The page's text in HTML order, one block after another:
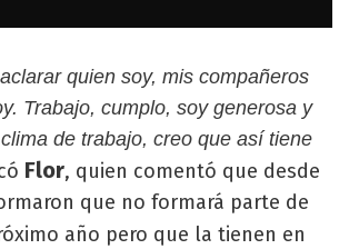
quien soy, mis compañeros
Trabajo, cumplo, soy generosa y
de trabajo, creo que así tiene
Flor, quien comentó que desde
que no formará parte de
año pero que la tienen en